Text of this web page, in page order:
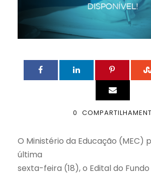
0
O Ministério da Educação (MEC)
última
sexta-feira (18), o Edital do